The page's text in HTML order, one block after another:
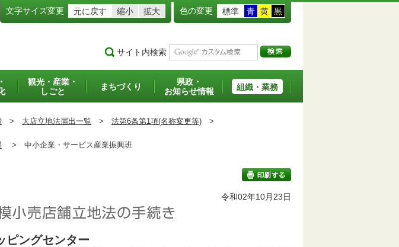
文字サイズ変更 元に戻す 縮小 拡大 色の変更 標準 青 黄 黒
サイト内検索
観光・産業・
しごと
まちづくり
県政・
お知らせ情報
組織・業務
> 大店立地法届出一覧 > 法第6条第1項(名称変更等) >
> 中小企業・サービス産業振興班
令和02年10月23日
ピングセンター